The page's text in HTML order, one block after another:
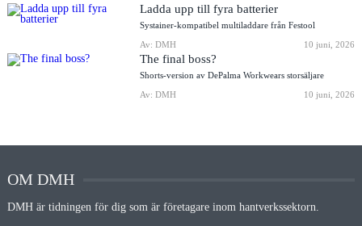
Ladda upp till fyra batterier
Systainer-kompatibel multiladdare från Festool
Av: DMH
10 juni, 2026
The final boss?
Shorts-version av DePalma Workwears storsäljare
Av: DMH
10 juni, 2026
OM DMH
DMH är tidningen för dig som är företagare inom hantverkssektorn.